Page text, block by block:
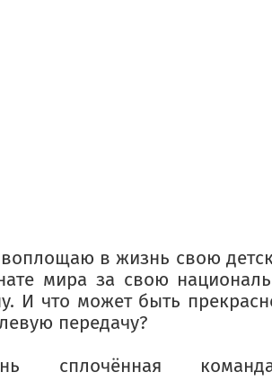
в жизнь свою
мира за свою
И что может быть
передачу?
сплочённая